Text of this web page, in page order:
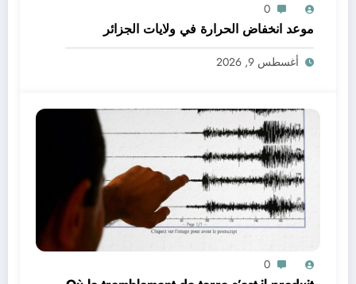
0
موعد انخفاض الحرارة في ولايات الجزائر
أغسطس 9, 2026
0